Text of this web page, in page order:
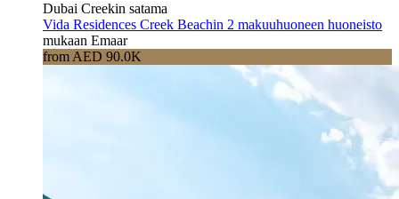
Dubai Creekin satama
Vida Residences Creek Beachin 2 makuuhuoneen huoneisto
mukaan Emaar
from AED 90.0K